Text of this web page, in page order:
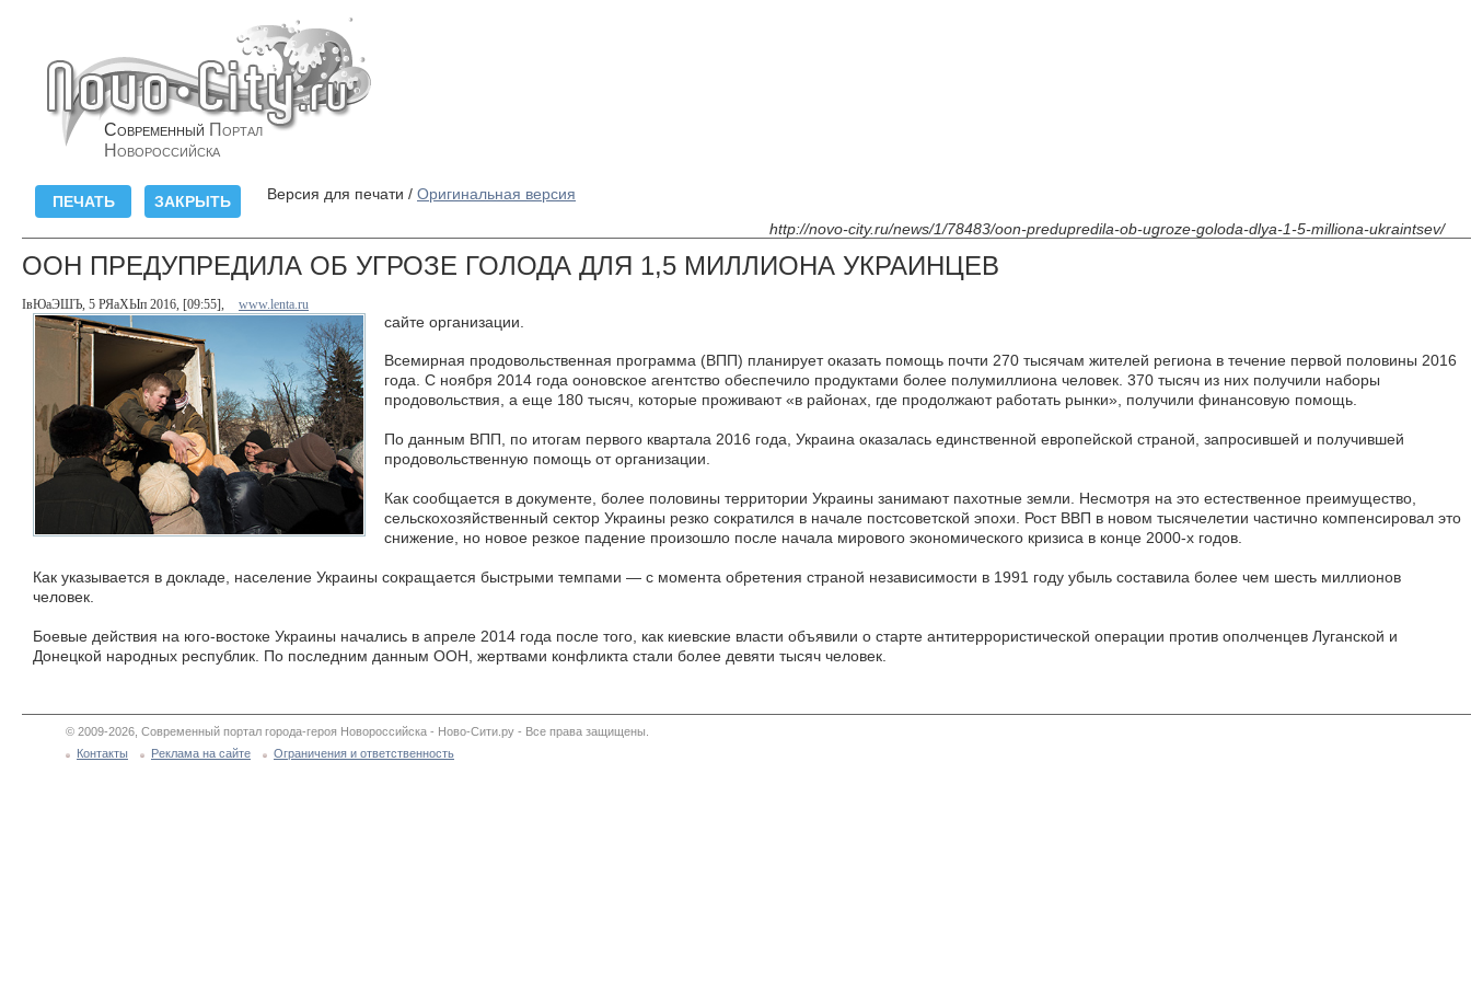
Современный Портал
Новороссийска
Версия для печати / Оригинальная версия
http://novo-city.ru/news/1/78483/oon-predupredila-ob-ugroze-goloda-dlya-1-5-milliona-ukraintsev/
ООН ПРЕДУПРЕДИЛА ОБ УГРОЗЕ ГОЛОДА ДЛЯ 1,5 МИЛЛИОНА УКРАИНЦЕВ
ІвЮаЭШЪ, 5 РЯаХЫп 2016, [09:55], www.lenta.ru
сайте организации.
Всемирная продовольственная программа (ВПП) планирует оказать помощь почти 270 тысячам жителей региона в течение первой половины 2016
года. С ноября 2014 года ооновское агентство обеспечило продуктами более полумиллиона человек. 370 тысяч из них получили наборы
продовольствия, а еще 180 тысяч, которые проживают «в районах, где продолжают работать рынки», получили финансовую помощь.
По данным ВПП, по итогам первого квартала 2016 года, Украина оказалась единственной европейской страной, запросившей и получившей
продовольственную помощь от организации.
Как сообщается в документе, более половины территории Украины занимают пахотные земли. Несмотря на это естественное преимущество,
сельскохозяйственный сектор Украины резко сократился в начале постсоветской эпохи. Рост ВВП в новом тысячелетии частично компенсировал это
снижение, но новое резкое падение произошло после начала мирового экономического кризиса в конце 2000-х годов.
Как указывается в докладе, население Украины сокращается быстрыми темпами — с момента обретения страной независимости в 1991 году убыль составила более чем шесть миллионов
человек.
Боевые действия на юго-востоке Украины начались в апреле 2014 года после того, как киевские власти объявили о старте антитеррористической операции против ополченцев Луганской и
Донецкой народных республик. По последним данным ООН, жертвами конфликта стали более девяти тысяч человек.
© 2009-2026, Современный портал города-героя Новороссийска - Ново-Сити.ру - Все права защищены.
Контакты
Реклама на сайте Ограничения и ответственность